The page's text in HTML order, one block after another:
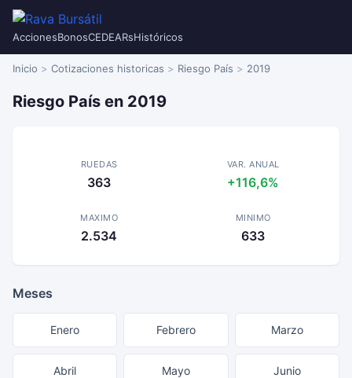
AccionesBonosCEDEARsHistóricos
Inicio Cotizaciones historicas Riesgo País 2019
Riesgo País en 2019
RUEDAS
363
VAR. ANUAL
+116,6%
MAXIMO
2.534
MINIMO
633
Meses
Enero Febrero Marzo
Abril Mayo Junio